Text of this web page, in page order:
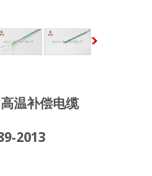
温补偿电缆
2013